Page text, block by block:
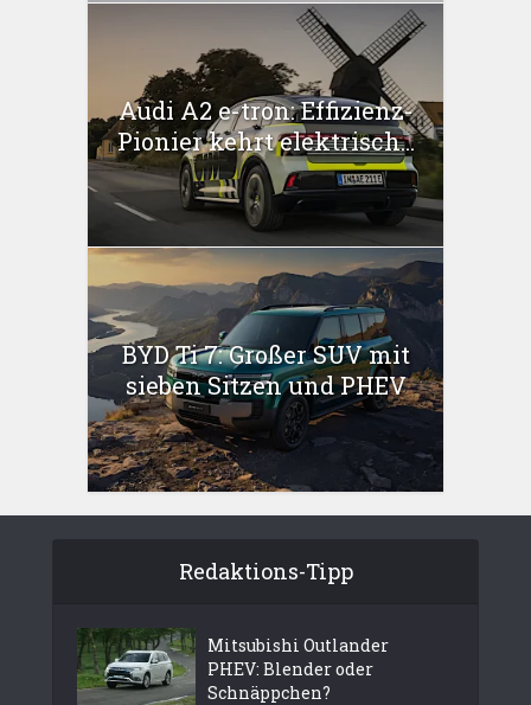
Audi A2 e-tron: Effizienz-
Pionier kehrt elektrisch...
BYD Ti 7: Großer SUV mit
sieben Sitzen und PHEV
Redaktions-Tipp
Mitsubishi Outlander
PHEV: Blender oder
Schnäppchen?